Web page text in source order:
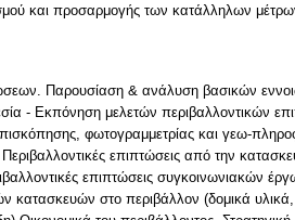
και προσαρμογής των κατάλληλων
Παρουσίαση & ανάλυση βασικών
- Εκπόνηση μελετών περιβαλλοντικών
φωτογραμμετρίας και γεω-
επιπτώσεις από την
επιπτώσεις συγκοινωνιακών
στο περιβάλλον (δομικά υλικά,